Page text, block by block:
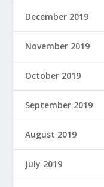
December 2019
November 2019
October 2019
September 2019
August 2019
July 2019